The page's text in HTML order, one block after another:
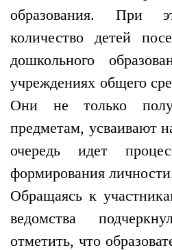
образования. При
количество детей
дошкольного
учреждениях общего
Они не только
предметам, усваивают
очередь идет
формирования
Обращаясь к
ведомства
отметить, что